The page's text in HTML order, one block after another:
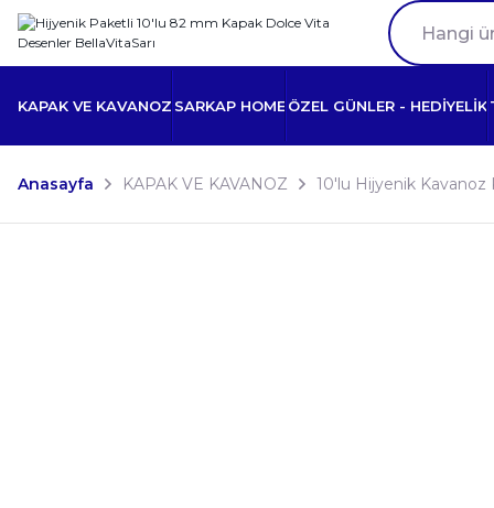
KAPAK VE KAVANOZ SARKAP HOME ÖZEL GÜNLER - HEDİYELİK
Anasayfa KAPAK VE KAVANOZ 10'lu Hijyenik Kavanoz